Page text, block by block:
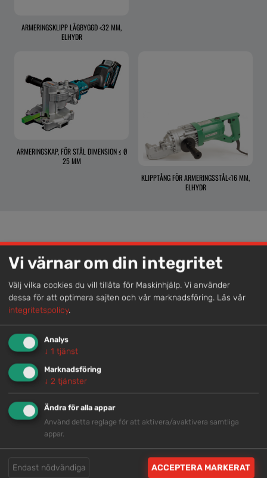
ARMERINGSKLIPP LÅGBYGGD <32 MM,
ELHYDR
ARMERINGSKAP, FÖR STÅL DIMENSION ≤ Ø
25 MM
KLIPPTÅNG FÖR ARMERINGSSTÅL<16 MM,
ELHYDR
Lokal kompetens
Genom att samla våra medarbetare lokalt erbjuder vi
helhetslösningar.
Snabb service
Vi har tillgänglig personal som är redo att hjälpa dig.
Trygg rådgivning
Våra hjälpsamma medarbetare är experter inom
branschen.
Brett och samlat utbud
Vi värnar om din integritet
Välj vilka cookies du vill tillåta för Maskinhjälp. Vi använder
dessa för att optimera sajten och vår marknadsföring. Läs vår
integritetspolicy.
Analys
↓ 1 tjänst
Marknadsföring
↓ 2 tjänster
Ändra för alla appar
Använd detta reglage för att aktivera/avaktivera samtliga
appar.
Endast nödvändiga ACCEPTERA MARKERAT